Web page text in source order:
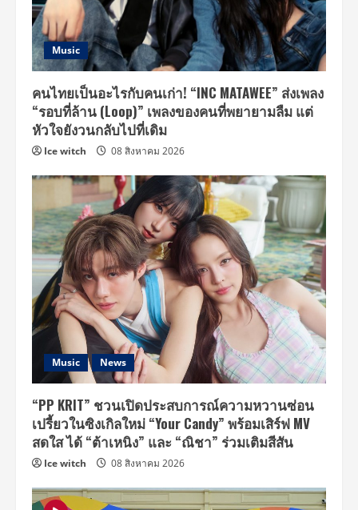
Music
คนไทยเป็นอะไรกับคนเก่า! “INC MATAWEE” ส่งเพลง
“รอบที่ล้าน (Loop)” เพลงของคนที่พยายามลืม แต่
หัวใจยังวนกลับไปที่เดิม
Ice witch 08 สิงหาคม 2026
Music News
“PP KRIT” ชวนเปิดประสบการณ์ความหวานซ่อน
เปรี้ยวในซิงเกิลใหม่ “Your Candy” พร้อมเสิร์ฟ MV
สดใส ได้ “ต้าเหนิง” และ “ณิชา” ร่วมเติมสีสัน
Ice witch 08 สิงหาคม 2026